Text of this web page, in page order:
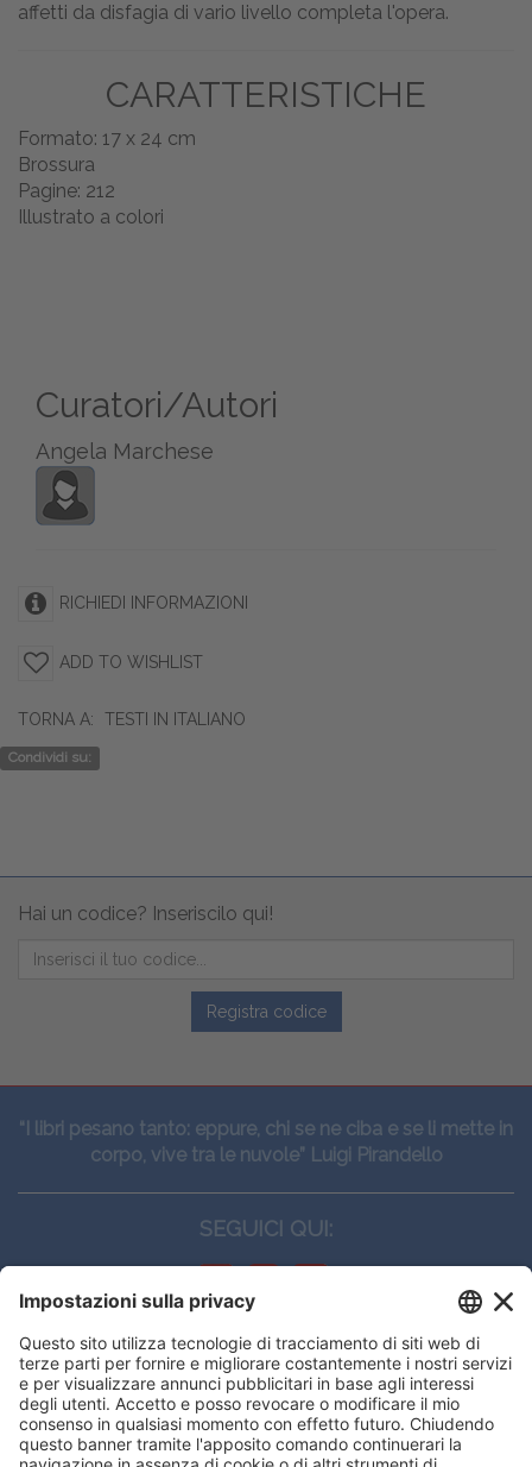
affetti da disfagia di vario livello completa l'opera.
CARATTERISTICHE
Formato: 17 x 24 cm
Brossura
Pagine: 212
Illustrato a colori
Curatori/Autori
Angela Marchese
RICHIEDI INFORMAZIONI
ADD TO WISHLIST
TORNA A: TESTI IN ITALIANO
Condividi su:
Hai un codice? Inseriscilo qui!
Registra codice
“I libri pesano tanto: eppure, chi se ne ciba e se li mette in
corpo, vive tra le nuvole” Luigi Pirandello
SEGUICI QUI:
CONTATTI
Edi.Ermes srl
Viale E. Forlanini, 21 - 20134, Milano